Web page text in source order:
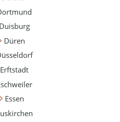
Duisburg
Düren
Erftstadt
Essen